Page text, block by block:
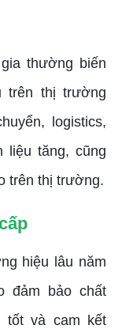
thường biến
trên thị trường
logistics,
liệu tăng, cũng
trên thị trường.
hiệu lâu năm
đảm bảo chất
tốt và cam kết